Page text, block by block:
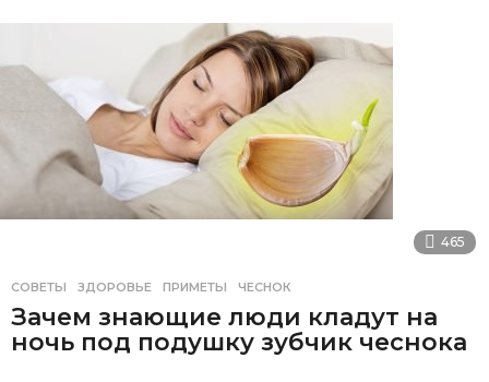
465
СОВЕТЫ ЗДОРОВЬЕ ,ПРИМЕТЫ ,ЧЕСНОК
Зачем знающие люди кладут на
ночь под подушку зубчик чеснока